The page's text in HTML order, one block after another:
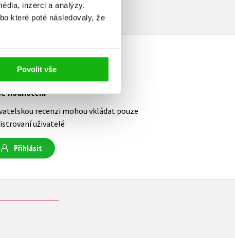
inzerci a analýzy.
které poté následovaly, že
Povolit vše
hodnocení
recenzi mohou vkládat pouze
uživatelé
Přihlásit